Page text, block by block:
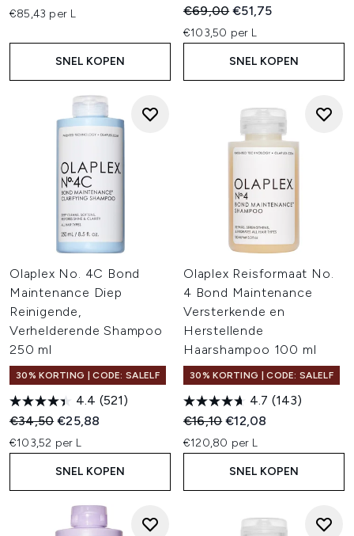
€85,43 per L
SNEL KOPEN
Recommended Retail Price:
€69,00Huidige prijs:
€51,75
€103,50 per L
SNEL KOPEN
Olaplex No. 4C Bond
Maintenance Diep
Reinigende,
Verhelderende Shampoo
250 ml
30% KORTING | CODE: SALELF
4.4 (521)
Recommended Retail Price:
€34,50Huidige prijs:
€25,88
€103,52 per L
SNEL KOPEN
Olaplex Reisformaat No.
4 Bond Maintenance
Versterkende en
Herstellende
Haarshampoo 100 ml
30% KORTING | CODE: SALELF
4.7 (143)
Recommended Retail Price:
€16,10Huidige prijs:
€12,08
€120,80 per L
SNEL KOPEN